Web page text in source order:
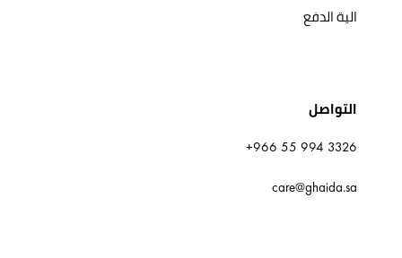
الية الدفع
التواصل
+966 55 994 3326
care@ghaida.sa